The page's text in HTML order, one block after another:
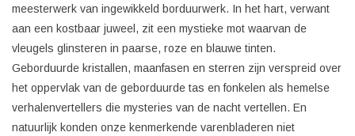
meesterwerk van ingewikkeld borduurwerk. In het hart, verwant
aan een kostbaar juweel, zit een mystieke mot waarvan de
vleugels glinsteren in paarse, roze en blauwe tinten.
Geborduurde kristallen, maanfasen en sterren zijn verspreid over
het oppervlak van de geborduurde tas en fonkelen als hemelse
verhalenvertellers die mysteries van de nacht vertellen. En
natuurlijk konden onze kenmerkende varenbladeren niet